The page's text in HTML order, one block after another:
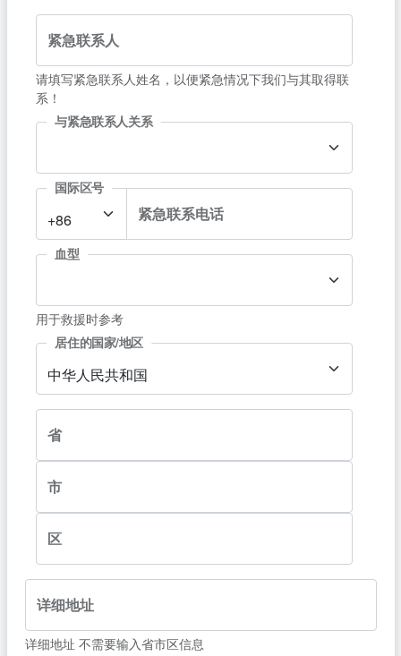
紧急联系人
请填写紧急联系人姓名，以便紧急情况下我们与其取得联
系！
与紧急联系人关系
+86
国际区号
紧急联系电话
血型
用于救援时参考
中华人民共和国
居住的国家/地区
省
市
区
详细地址
详细地址 不需要输入省市区信息